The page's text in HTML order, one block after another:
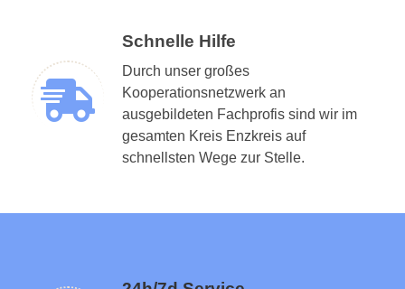
Schnelle Hilfe
Durch unser großes
Kooperationsnetzwerk an
ausgebildeten Fachprofis sind wir im
gesamten Kreis Enzkreis auf
schnellsten Wege zur Stelle.